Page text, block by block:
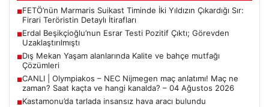
■FETÖ’nün Marmaris Suikast Timinde İki Yıldızın Çıkardığı Sır:
Firari Teröristin Detaylı İtirafları
■Erdal Beşikçioğlu’nun Esrar Testi Pozitif Çıktı; Görevden
Uzaklaştırılmıştı
■Dış Mekan Yaşam alanlarında Kalite ve bahçe mutfağı
Çözümleri
■CANLI | Olympiakos – NEC Nijmegen maç anlatımı! Maç ne
zaman? Saat kaçta ve hangi kanalda? – 04 Ağustos 2026
■Kastamonu’da tarlada insansız hava aracı bulundu